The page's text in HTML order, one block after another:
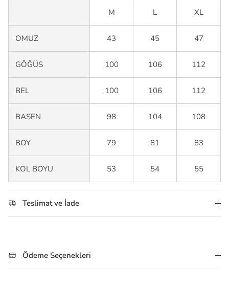
M L XL
OMUZ 43 45 47
GÖĞÜS 100 106 112
BEL 100 106 112
BASEN 98 104 108
BOY 79 81 83
KOL BOYU 53 54 55
Teslimat ve İade
Ödeme Seçenekleri